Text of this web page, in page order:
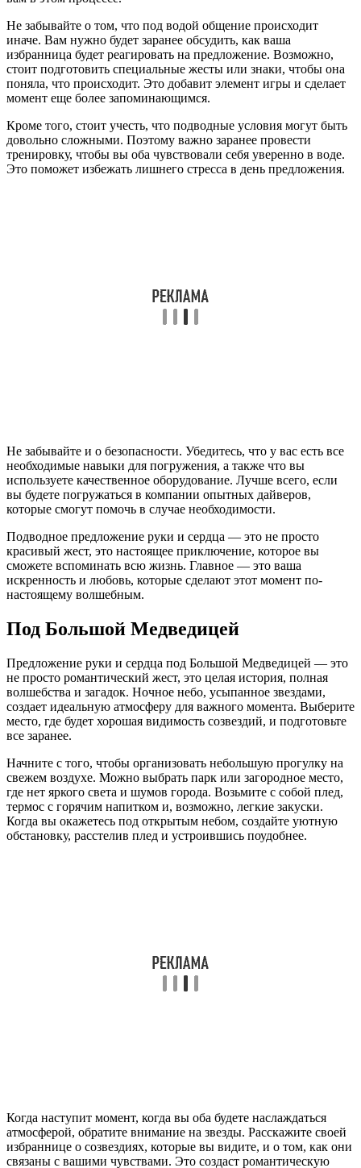
Не забывайте о том, что под водой общение происходит
иначе. Вам нужно будет заранее обсудить, как ваша
избранница будет реагировать на предложение. Возможно,
стоит подготовить специальные жесты или знаки, чтобы она
поняла, что происходит. Это добавит элемент игры и сделает
момент еще более запоминающимся.
Кроме того, стоит учесть, что подводные условия могут быть
довольно сложными. Поэтому важно заранее провести
тренировку, чтобы вы оба чувствовали себя уверенно в воде.
Это поможет избежать лишнего стресса в день предложения.
Не забывайте и о безопасности. Убедитесь, что у вас есть все
необходимые навыки для погружения, а также что вы
используете качественное оборудование. Лучше всего, если
вы будете погружаться в компании опытных дайверов,
которые смогут помочь в случае необходимости.
Подводное предложение руки и сердца — это не просто
красивый жест, это настоящее приключение, которое вы
сможете вспоминать всю жизнь. Главное — это ваша
искренность и любовь, которые сделают этот момент по-
настоящему волшебным.
Под Большой Медведицей
Предложение руки и сердца под Большой Медведицей — это
не просто романтический жест, это целая история, полная
волшебства и загадок. Ночное небо, усыпанное звездами,
создает идеальную атмосферу для важного момента. Выберите
место, где будет хорошая видимость созвездий, и подготовьте
все заранее.
Начните с того, чтобы организовать небольшую прогулку на
свежем воздухе. Можно выбрать парк или загородное место,
где нет яркого света и шумов города. Возьмите с собой плед,
термос с горячим напитком и, возможно, легкие закуски.
Когда вы окажетесь под открытым небом, создайте уютную
обстановку, расстелив плед и устроившись поудобнее.
Когда наступит момент, когда вы оба будете наслаждаться
атмосферой, обратите внимание на звезды. Расскажите своей
избраннице о созвездиях, которые вы видите, и о том, как они
связаны с вашими чувствами. Это создаст романтическую